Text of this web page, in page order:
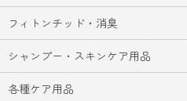
フィトンチッド・消臭
シャンプー・スキンケア用品
各種ケア用品